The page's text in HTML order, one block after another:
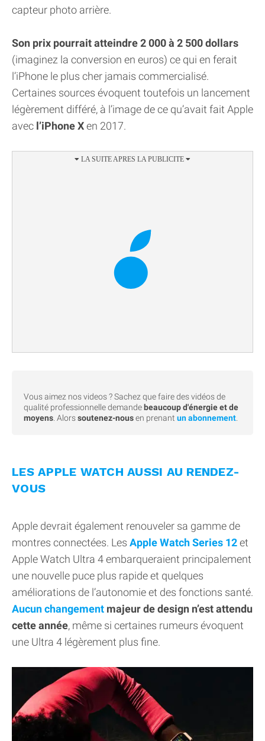
capteur photo arrière.
Son prix pourrait atteindre 2 000 à 2 500 dollars
(imaginez la conversion en euros) ce qui en ferait
l’iPhone le plus cher jamais commercialisé.
Certaines sources évoquent toutefois un lancement
légèrement différé, à l’image de ce qu’avait fait Apple
avec l’iPhone Xen 2017.
Vous aimez nos videos ? Sachez que faire des vidéos de
qualité professionnelle demande beaucoup d'énergie et de
moyens . Alorssoutenez-nousen prenant un abonnement
LES APPLE WATCH AUSSI AU RENDEZ-
VOUS
Apple devrait également renouveler sa gamme de
montres connectées. Les Apple Watch Series 12et
Apple Watch Ultra 4 embarqueraient principalement
une nouvelle puce plus rapide et quelques
améliorations de l’autonomie et des fonctions santé.
Aucun changement majeur de design n’est attendu
cette année, même si certaines rumeurs évoquent
une Ultra 4 légèrement plus fine.